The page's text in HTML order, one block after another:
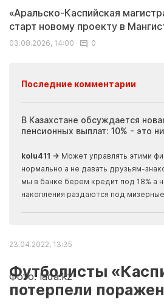
Фото: lada.kz
«Аральско-Каспийская
старт новому проекту в
03.08.2026, 14:00
0
Последние комментарии
В Казахстане обсуждается
пенсионных выплат: 10% - это
kolu411 → Может управлять этими
нормально а не давать друзьям-
мы в банке берем кредит под 18% а
накопления раздаются под
23.04.2022, 13:35
Футболисты
потерпели